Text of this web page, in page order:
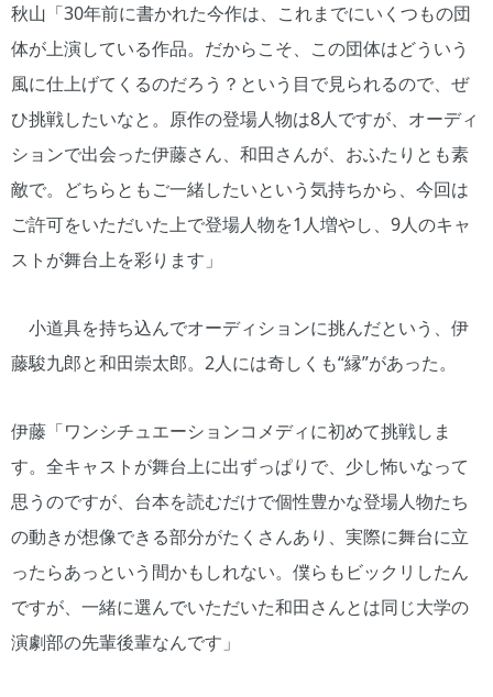
秋山「30年前に書かれた今作は、これまでにいくつもの団
体が上演している作品。だからこそ、この団体はどういう
風に仕上げてくるのだろう？という目で見られるので、ぜ
ひ挑戦したいなと。原作の登場人物は8人ですが、オーディ
ションで出会った伊藤さん、和田さんが、おふたりとも素
敵で。どちらともご一緒したいという気持ちから、今回は
ご許可をいただいた上で登場人物を1人増やし、9人のキャ
ストが舞台上を彩ります」
小道具を持ち込んでオーディションに挑んだという、伊
藤駿九郎と和田崇太郎。2人には奇しくも“縁”があった。
伊藤「ワンシチュエーションコメディに初めて挑戦しま
す。全キャストが舞台上に出ずっぱりで、少し怖いなって
思うのですが、台本を読むだけで個性豊かな登場人物たち
の動きが想像できる部分がたくさんあり、実際に舞台に立
ったらあっという間かもしれない。僕らもビックリしたん
ですが、一緒に選んでいただいた和田さんとは同じ大学の
演劇部の先輩後輩なんです」